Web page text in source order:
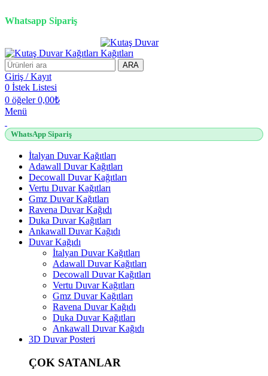
Whatsapp Sipariş
ARA
Giriş / Kayıt
0 İstek Listesi
0 öğeler 0,00₺
Menü
WhatsApp Sipariş
İtalyan Duvar Kağıtları
Adawall Duvar Kağıtları
Decowall Duvar Kağıtları
Vertu Duvar Kağıtları
Gmz Duvar Kağıtları
Ravena Duvar Kağıdı
Duka Duvar Kağıtları
Ankawall Duvar Kağıdı
Duvar Kağıdı
İtalyan Duvar Kağıtları
Adawall Duvar Kağıtları
Decowall Duvar Kağıtları
Vertu Duvar Kağıtları
Gmz Duvar Kağıtları
Ravena Duvar Kağıdı
Duka Duvar Kağıtları
Ankawall Duvar Kağıdı
3D Duvar Posteri
ÇOK SATANLAR